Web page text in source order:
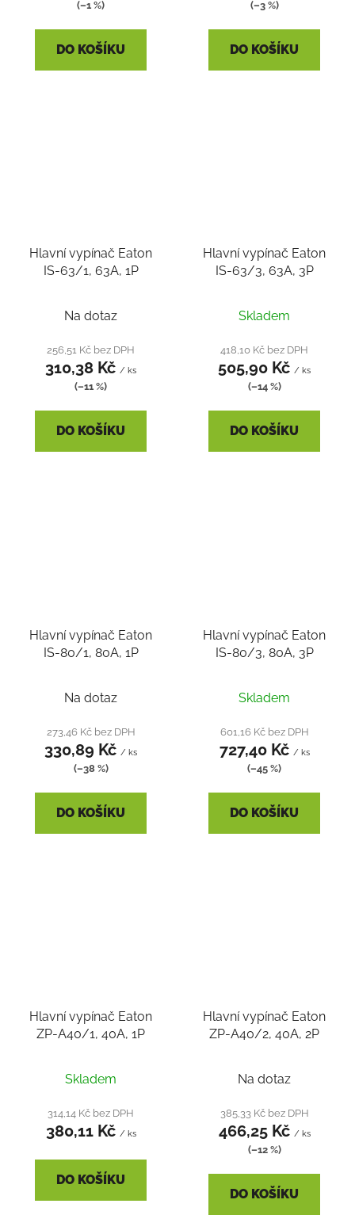
(–1 %)
DO KOŠÍKU
(–3 %)
DO KOŠÍKU
Hlavní vypínač Eaton
IS-63/1, 63A, 1P
Na dotaz
256,51 Kč bez DPH
310,38 Kč / ks
(–11 %)
DO KOŠÍKU
Hlavní vypínač Eaton
IS-63/3, 63A, 3P
Skladem
418,10 Kč bez DPH
505,90 Kč / ks
(–14 %)
DO KOŠÍKU
Hlavní vypínač Eaton
IS-80/1, 80A, 1P
Na dotaz
273,46 Kč bez DPH
330,89 Kč / ks
(–38 %)
DO KOŠÍKU
Hlavní vypínač Eaton
IS-80/3, 80A, 3P
Skladem
601,16 Kč bez DPH
727,40 Kč / ks
(–45 %)
DO KOŠÍKU
Hlavní vypínač Eaton
ZP-A40/1, 40A, 1P
Skladem
314,14 Kč bez DPH
380,11 Kč / ks
DO KOŠÍKU
Hlavní vypínač Eaton
ZP-A40/2, 40A, 2P
Na dotaz
385,33 Kč bez DPH
466,25 Kč / ks
(–12 %)
DO KOŠÍKU